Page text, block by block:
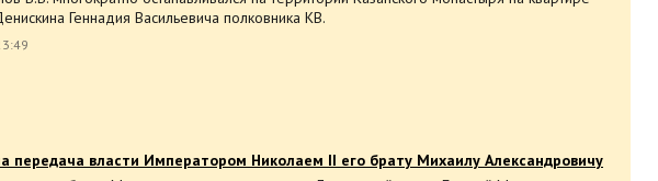
Геннадия Васильевича полковника КВ.
передача власти Императором Николаем II его брату Михаилу Александровичу